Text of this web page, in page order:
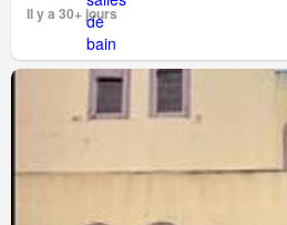
Il y a 30+ jours